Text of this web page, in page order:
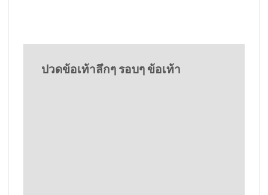
ปวดข้อเท้าลึกๆ รอบๆ ข้อเท้า